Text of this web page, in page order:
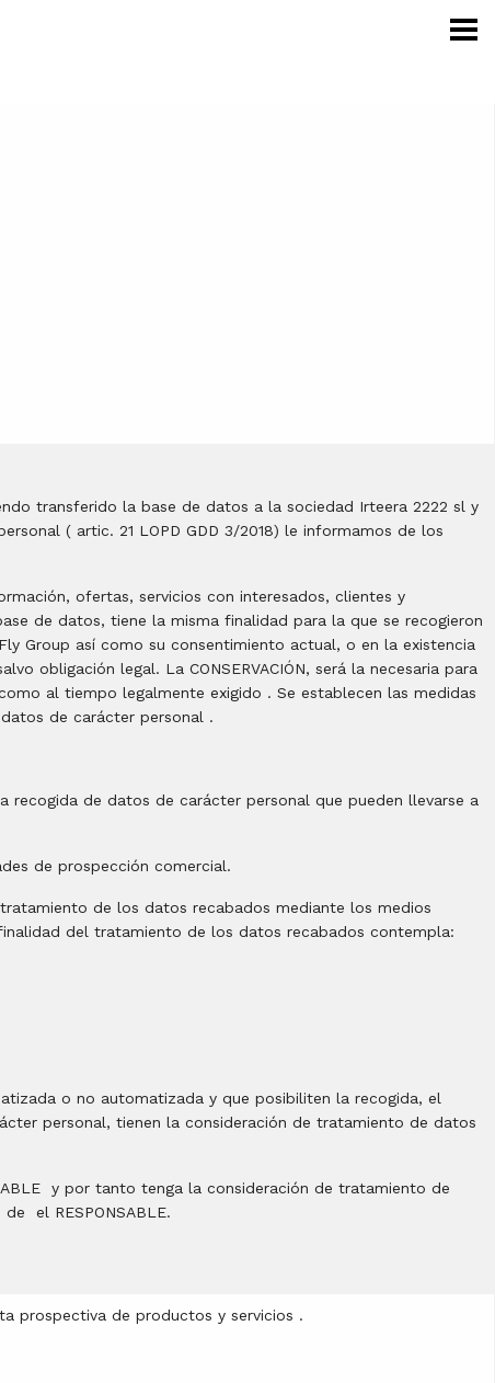
transferido la base de datos a la sociedad Irteera 2222 sl y
( artic. 21 LOPD GDD 3/2018) le informamos de los
ofertas, servicios con interesados, clientes y
de datos, tiene la misma finalidad para la que se recogieron
Group así como su consentimiento actual, o en la existencia
obligación legal. La CONSERVACIÓN, será la necesaria para
al tiempo legalmente exigido . Se establecen las medidas
datos de carácter personal .
recogida de datos de carácter personal que pueden llevarse a
de prospección comercial.
de los datos recabados mediante los medios
del tratamiento de los datos recabados contempla:
o no automatizada y que posibiliten la recogida, el
personal, tienen la consideración de tratamiento de datos
y por tanto tenga la consideración de tratamiento de
el RESPONSABLE.
prospectiva de productos y servicios .